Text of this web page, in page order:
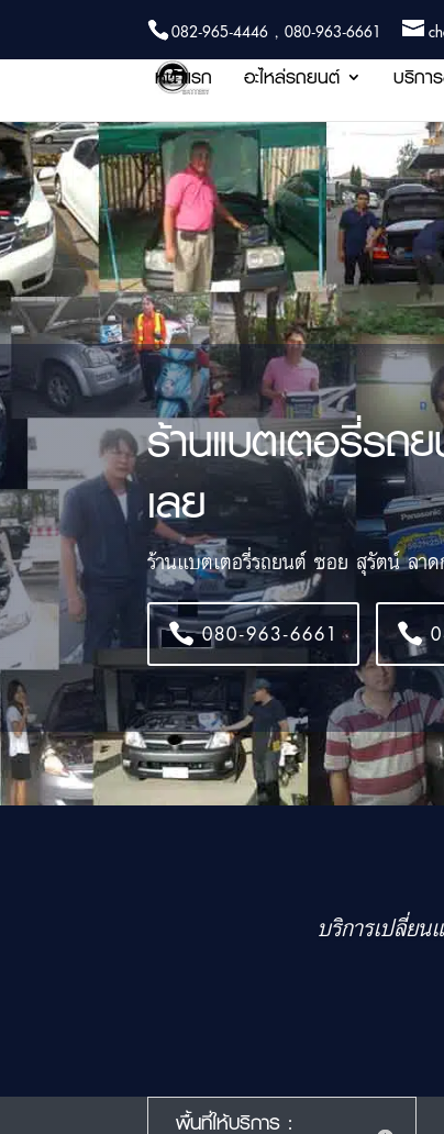
082-965-4446 , 080-963-6661
หน้าแรก อะไหล่รถยนต์ บริกา
ร้านแบตเตอรี่รถ
เลย
ร้านแบตเตอรี่รถยนต์ ซอย สุรัตน์ ลา
080-963-6661
บริการเปลี่ย
พื้นที่ให้บริการ :